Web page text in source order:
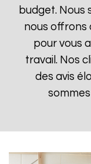
budget. Nous
nous offrons
pour vous
travail. Nos
des avis